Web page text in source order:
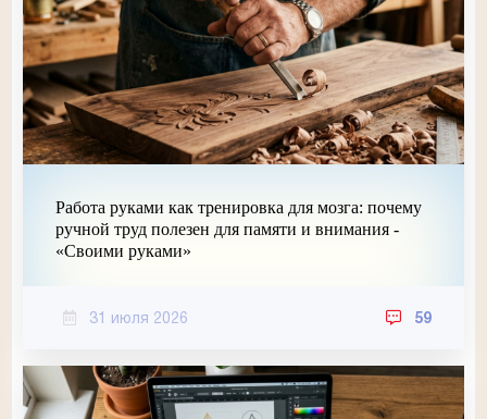
Работа руками как тренировка для мозга: почему
ручной труд полезен для памяти и внимания -
«Своими руками»
31 июля 2026 59